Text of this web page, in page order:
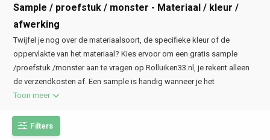
Sample / proefstuk / monster - Materiaal / kleur /
afwerking
Twijfel je nog over de materiaalsoort, de specifieke kleur of de
oppervlakte van het materiaal? Kies ervoor om een gratis sample
/proefstuk /monster aan te vragen op Rolluiken33.nl, je rekent alleen
de verzendkosten af. Een sample is handig wanneer je het
Toon meer
Filters